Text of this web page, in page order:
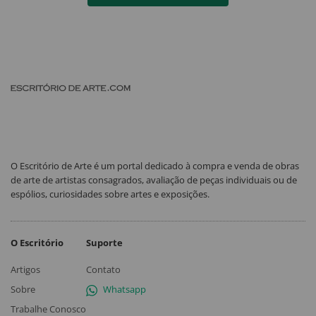
O Escritório de Arte é um portal dedicado à compra e venda de obras
de arte de artistas consagrados, avaliação de peças individuais ou de
espólios, curiosidades sobre artes e exposições.
O Escritório
Artigos
Sobre
Trabalhe Conosco
Suporte
Contato
Whatsapp